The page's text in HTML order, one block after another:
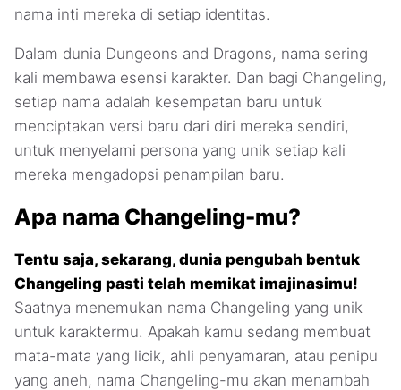
nama inti mereka di setiap identitas.
Dalam dunia Dungeons and Dragons, nama sering
kali membawa esensi karakter. Dan bagi Changeling,
setiap nama adalah kesempatan baru untuk
menciptakan versi baru dari diri mereka sendiri,
untuk menyelami persona yang unik setiap kali
mereka mengadopsi penampilan baru.
Apa nama Changeling-mu?
Tentu saja, sekarang, dunia pengubah bentuk
Changeling pasti telah memikat imajinasimu!
Saatnya menemukan nama Changeling yang unik
untuk karaktermu. Apakah kamu sedang membuat
mata-mata yang licik, ahli penyamaran, atau penipu
yang aneh, nama Changeling-mu akan menambah